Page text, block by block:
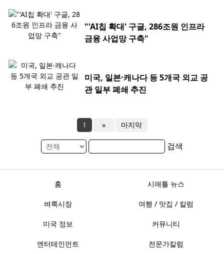
"'AI칩 확대' 구글, 286조원 인프라
금융 사업망 구축"
미국, 일본·캐나다 등 5개국 외교 공
관 일부 폐쇄 추진
1 » 마지막
검색
홈 시애틀 뉴스
벼룩시장 여행 / 맛집 / 칼럼
미국 정보 커뮤니티
엔터테인먼트 전문가칼럼